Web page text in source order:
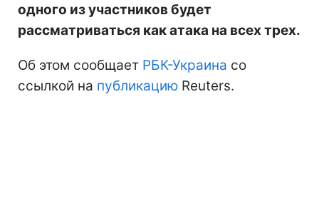
одного из участников будет
рассматриваться как атака на всех трех.
Об этом сообщает РБК-Украина со
ссылкой на публикацию Reuters.